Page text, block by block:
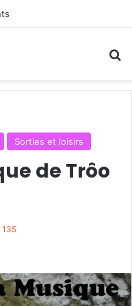
Sorties et loisirs
de Trôo
135